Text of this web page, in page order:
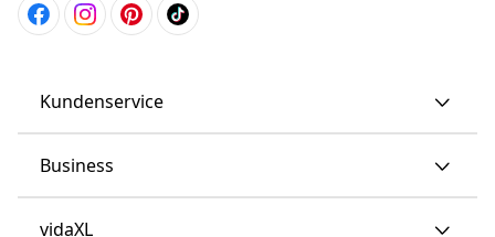
Kundenservice
Business
vidaXL